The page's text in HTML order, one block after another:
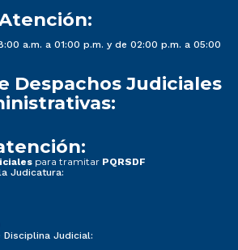
a.m. a 01:00 p.m. y de 02:00 p.m. a 05:00
Despachos Judiciales
para tramitar PQRSDF
Judicatura:
Disciplina Judicial: